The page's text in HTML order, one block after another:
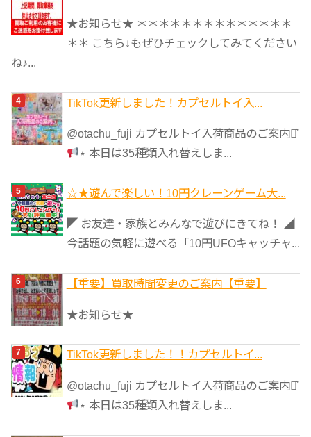
★お知らせ★ ＊＊＊＊＊＊＊＊＊＊＊＊＊＊
＊＊ こちら↓もぜひチェックしてみてください
ね♪...
TikTok更新しました！カプセルトイ入...
@otachu_fuji カプセルトイ入荷商品のご案内⋆͛
⋆ 本日は35種類入れ替えしま...
☆★遊んで楽しい！10円クレーンゲーム大...
◤ お友達・家族とみんなで遊びにきてね！ ◢
今話題の気軽に遊べる「10円UFOキャッチャ...
【重要】買取時間変更のご案内【重要】
★お知らせ★
TikTok更新しました！！カプセルトイ...
@otachu_fuji カプセルトイ入荷商品のご案内⋆͛
⋆ 本日は35種類入れ替えしま...